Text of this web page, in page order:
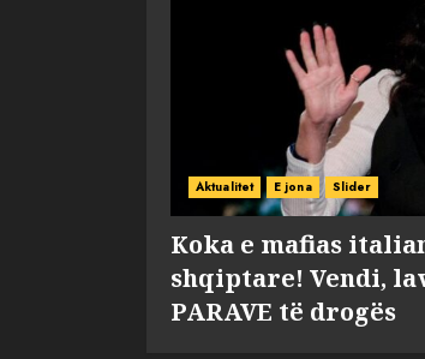
Aktualitet E jona Slider
Koka e mafias
shqiptare! Vendi,
PARAVE të drogës